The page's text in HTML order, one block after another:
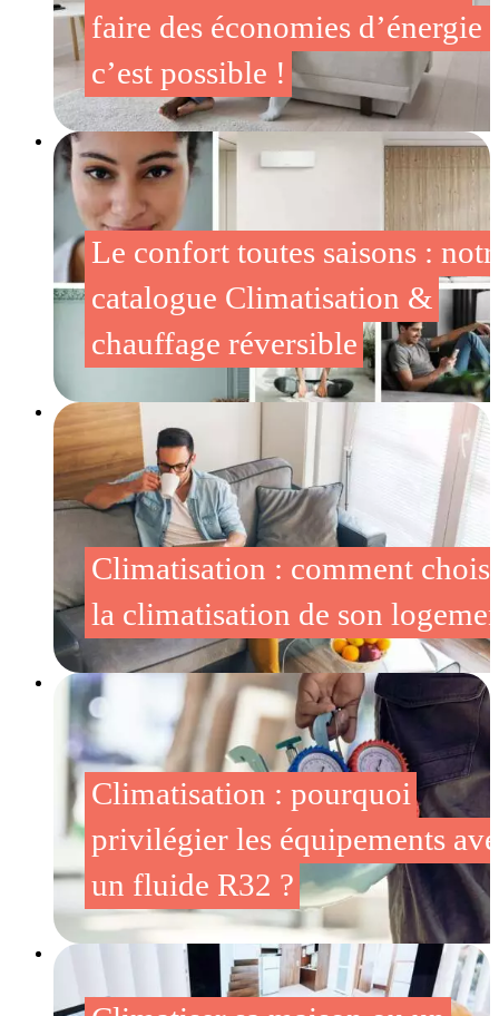
faire des économies d’énergie :
c’est possible !
Le confort toutes saisons :
catalogue Climatisation &
chauffage réversible
Climatisation : comment
la climatisation de son
Climatisation : pourquoi
privilégier les équipements
un fluide R32 ?